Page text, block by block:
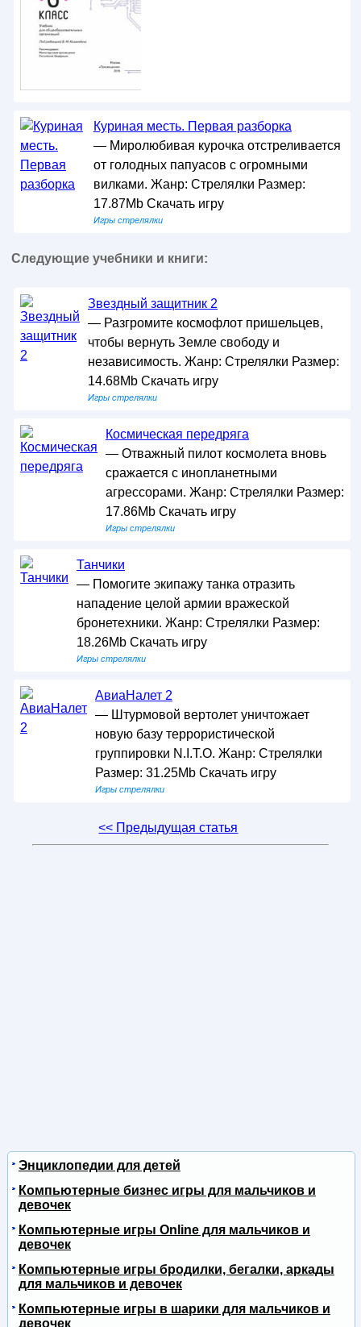
Куриная месть. Первая разборка
— Миролюбивая курочка отстреливается
от голодных папуасов с огромными
вилками. Жанр: Стрелялки Размер:
17.87Mb Скачать игру
Игры стрелялки
Следующие учебники и книги:
Звездный защитник 2
— Разгромите космофлот пришельцев,
чтобы вернуть Земле свободу и
независимость. Жанр: Стрелялки Размер:
14.68Mb Скачать игру
Игры стрелялки
Космическая передряга
— Отважный пилот космолета вновь
сражается с инопланетными
агрессорами. Жанр: Стрелялки Размер:
17.86Mb Скачать игру
Игры стрелялки
Танчики
— Помогите экипажу танка отразить
нападение целой армии вражеской
бронетехники. Жанр: Стрелялки Размер:
18.26Mb Скачать игру
Игры стрелялки
АвиаНалет 2
— Штурмовой вертолет уничтожает
новую базу террористической
группировки N.I.T.O. Жанр: Стрелялки
Размер: 31.25Mb Скачать игру
Игры стрелялки
<< Предыдущая статья
Энциклопедии для детей
Компьютерные бизнес игры для мальчиков и
девочек
Компьютерные игры Online для мальчиков и
девочек
Компьютерные игры бродилки, бегалки, аркады
для мальчиков и девочек
Компьютерные игры в шарики для мальчиков и
девочек